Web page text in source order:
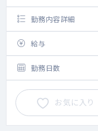
勤務内容詳細
給与
勤務日数
お気に入り